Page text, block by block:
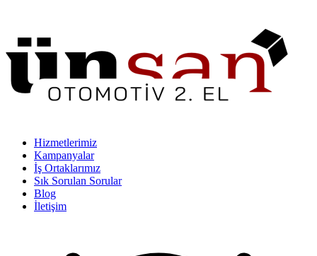
Hizmetlerimiz
Kampanyalar
İş Ortaklarımız
Sık Sorulan Sorular
Blog
İletişim